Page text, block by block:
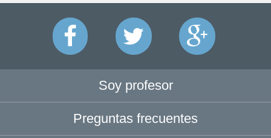
Soy profesor
Preguntas frecuentes